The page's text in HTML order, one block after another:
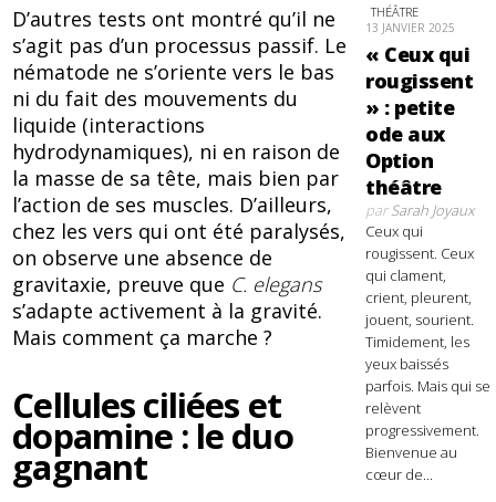
D’autres tests ont montré qu’il ne
s’agit pas d’un processus passif. Le
nématode ne s’oriente vers le bas
ni du fait des mouvements du
liquide (interactions
hydrodynamiques), ni en raison de
la masse de sa tête, mais bien par
l’action de ses muscles. D’ailleurs,
chez les vers qui ont été paralysés,
on observe une absence de
gravitaxie, preuve que C. elegans
s’adapte activement à la gravité.
Mais comment ça marche ?
Cellules ciliées et
dopamine : le duo
gagnant
THÉÂTRE
13 JANVIER 2025
« Ceux qui
rougissent
» : petite
ode aux
Option
théâtre
parSarah Joyaux
Ceux qui
rougissent. Ceux
qui clament,
crient, pleurent,
jouent, sourient.
Timidement, les
yeux baissés
parfois. Mais qui se
relèvent
progressivement.
Bienvenue au
cœur de...